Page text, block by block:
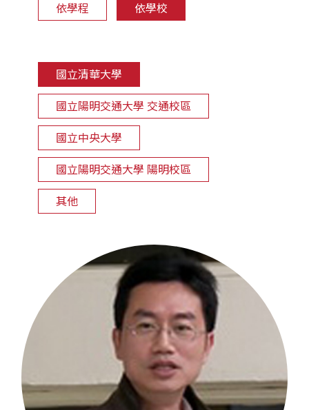
依學程 依學校
國立清華大學
國立陽明交通大學 交通校區
國立中央大學
國立陽明交通大學 陽明校區
其他